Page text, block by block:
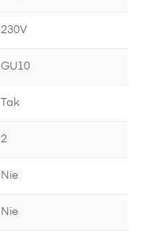
230V
GU10
Tak
2
Nie
Nie